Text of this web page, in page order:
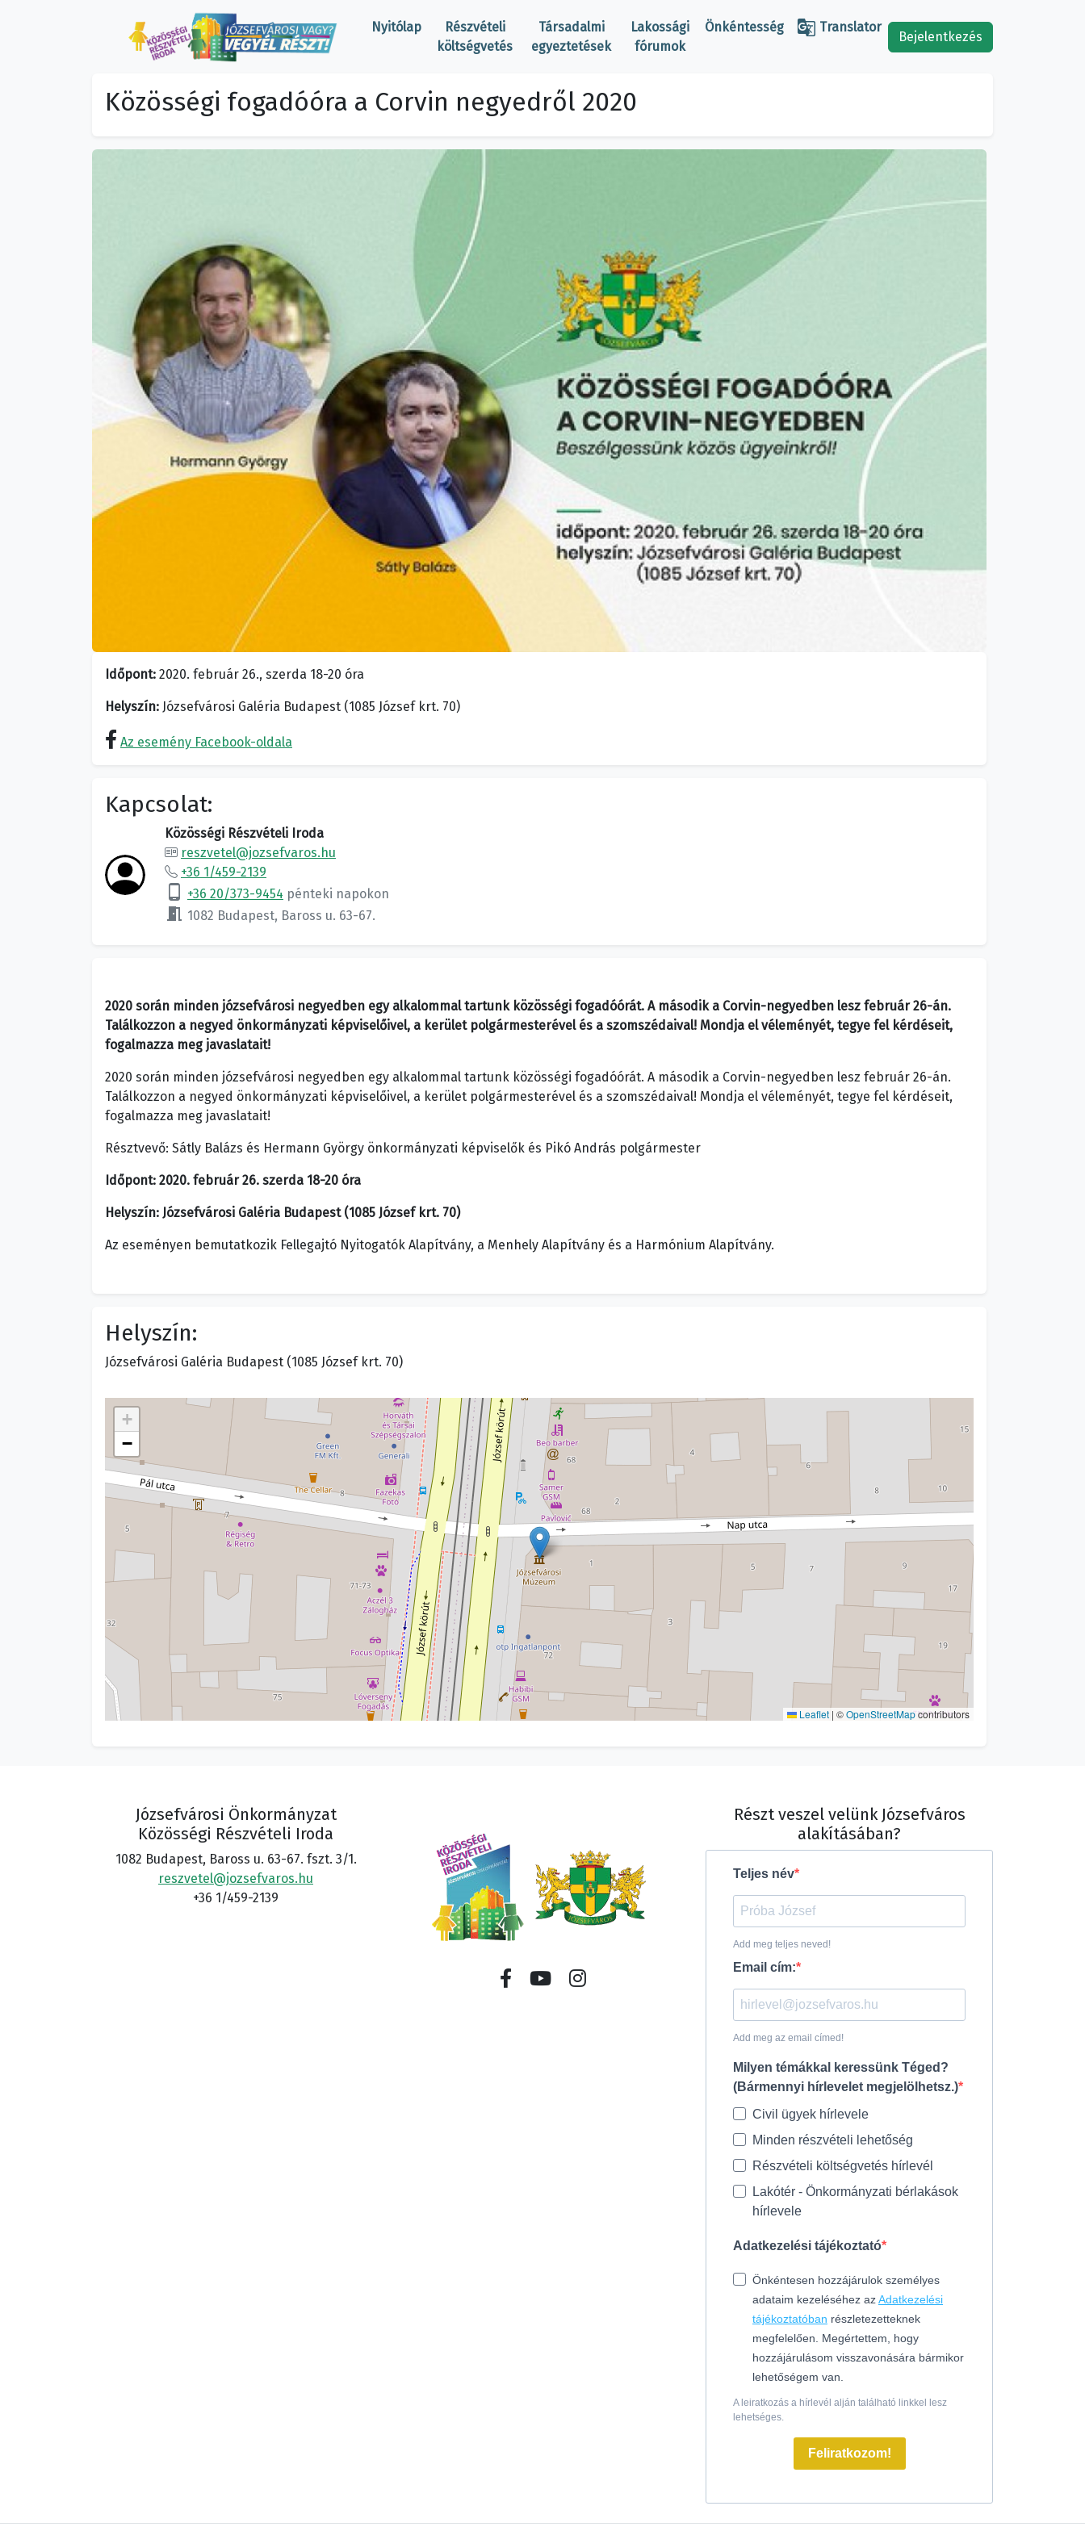
Nyitólap
Részvételi
költségvetés
Társadalmi
egyeztetések
Lakossági
fórumok
Önkéntesség  Translator
Bejelentkezés
Közösségi fogadóóra a Corvin negyedről 2020
Időpont: 2020. február 26., szerda 18-20 óra
Helyszín: Józsefvárosi Galéria Budapest (1085 József krt. 70)
Az esemény Facebook-oldala
Kapcsolat:
Közösségi Részvételi Iroda
reszvetel@jozsefvaros.hu
+36 1/459-2139
phone_android +36 20/373-9454 pénteki napokon
meeting_room 1082 Budapest, Baross u. 63-67.
2020 során minden józsefvárosi negyedben egy alkalommal tartunk közösségi fogadóórát. A második a Corvin-negyedben lesz február 26-án.
Találkozzon a negyed önkormányzati képviselőivel, a kerület polgármesterével és a szomszédaival! Mondja el véleményét, tegye fel kérdéseit,
fogalmazza meg javaslatait!
2020 során minden józsefvárosi negyedben egy alkalommal tartunk közösségi fogadóórát. A második a Corvin-negyedben lesz február 26-án.
Találkozzon a negyed önkormányzati képviselőivel, a kerület polgármesterével és a szomszédaival! Mondja el véleményét, tegye fel kérdéseit,
fogalmazza meg javaslatait!
Résztvevő: Sátly Balázs és Hermann György önkormányzati képviselők és Pikó András polgármester
Időpont: 2020. február 26. szerda 18-20 óra
Helyszín: Józsefvárosi Galéria Budapest (1085 József krt. 70)
Az eseményen bemutatkozik Fellegajtó Nyitogatók Alapítvány, a Menhely Alapítvány és a Harmónium Alapítvány.
Helyszín:
Józsefvárosi Galéria Budapest (1085 József krt. 70)
+
−
Leaflet | ©OpenStreetMapcontributors
Józsefvárosi Önkormányzat
Közösségi Részvételi Iroda
1082 Budapest, Baross u. 63-67. fszt. 3/1.
reszvetel@jozsefvaros.hu
+36 1/459-2139
Részt veszel velünk Józsefváros
alakításában?
Teljes név
Add meg teljes neved!
Email cím:
Add meg az email címed!
Milyen témákkal keressünk Téged?
(Bármennyi hírlevelet megjelölhetsz.)
Civil ügyek hírlevele
Minden részvételi lehetőség
Részvételi költségvetés hírlevél
Lakótér - Önkormányzati bérlakások
hírlevele
Adatkezelési tájékoztató
Önkéntesen hozzájárulok személyes
adataim kezeléséhez azAdatkezelési
tájékoztatóban részletezetteknek
megfelelően. Megértettem, hogy
hozzájárulásom visszavonására bármikor
lehetőségem van.
A leiratkozás a hírlevél alján található linkkel lesz
lehetséges.
Feliratkozom!